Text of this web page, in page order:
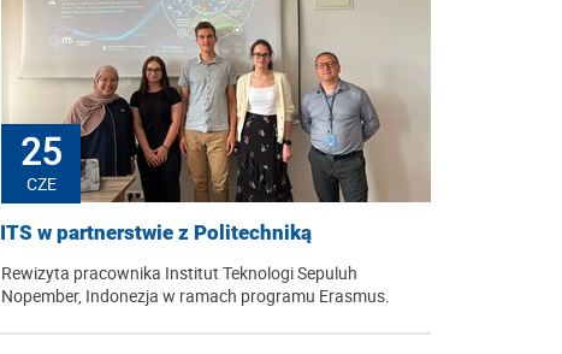
25
CZE
ITS w partnerstwie z Politechniką
Rewizyta pracownika Institut Teknologi Sepuluh
Nopember, Indonezja w ramach programu Erasmus.